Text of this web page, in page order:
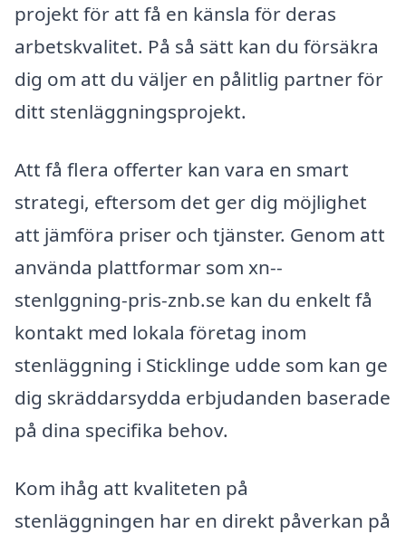
projekt för att få en känsla för deras
arbetskvalitet. På så sätt kan du försäkra
dig om att du väljer en pålitlig partner för
ditt stenläggningsprojekt.
Att få flera offerter kan vara en smart
strategi, eftersom det ger dig möjlighet
att jämföra priser och tjänster. Genom att
använda plattformar som xn--
stenlggning-pris-znb.se kan du enkelt få
kontakt med lokala företag inom
stenläggning i Sticklinge udde som kan ge
dig skräddarsydda erbjudanden baserade
på dina specifika behov.
Kom ihåg att kvaliteten på
stenläggningen har en direkt påverkan på